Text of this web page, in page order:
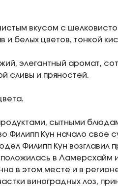
вкусом с
и белых цветов, тонкой
элегантный аромат,
сливы и пряностей.
сытными
Филипп Кун начало свое
Филипп Кун возглавил
в Ламерсхайм
в этом месте и в
виноградных лоз,